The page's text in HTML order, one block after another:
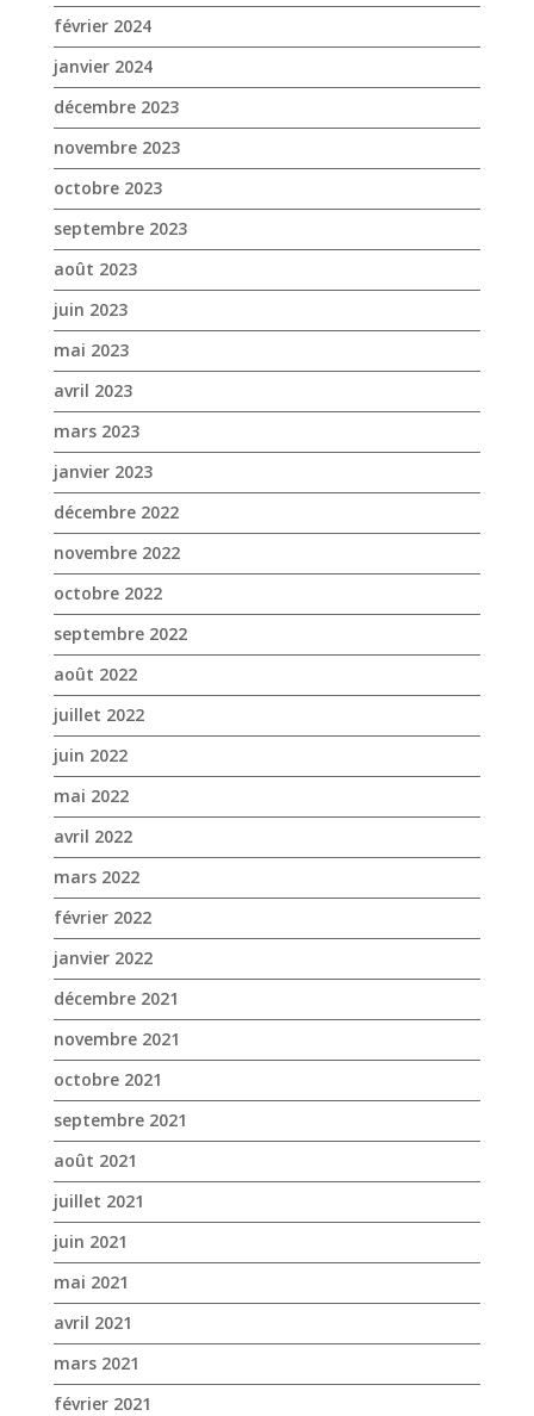
février 2024
janvier 2024
décembre 2023
novembre 2023
octobre 2023
septembre 2023
août 2023
juin 2023
mai 2023
avril 2023
mars 2023
janvier 2023
décembre 2022
novembre 2022
octobre 2022
septembre 2022
août 2022
juillet 2022
juin 2022
mai 2022
avril 2022
mars 2022
février 2022
janvier 2022
décembre 2021
novembre 2021
octobre 2021
septembre 2021
août 2021
juillet 2021
juin 2021
mai 2021
avril 2021
mars 2021
février 2021